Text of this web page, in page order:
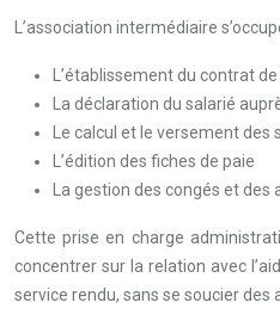
L’association intermédiaire
L’établissement du contrat de
La déclaration du salarié
Le calcul et le versement des
L’édition des fiches de paie
La gestion des congés et des
Cette prise en charge
concentrer sur la relation avec
service rendu, sans se soucier des